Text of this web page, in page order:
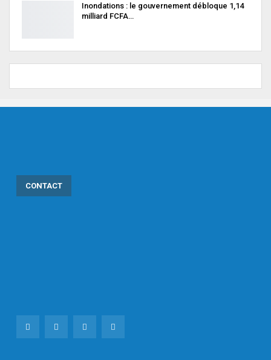
Inondations : le gouvernement débloque 1,14
milliard FCFA…
CONTACT